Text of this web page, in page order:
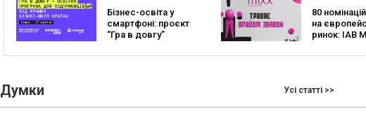
Конструктив
Бізнес-освіта у
смартфоні: проєкт
“Гра в довгу”
учасників і
80
на
ринок: IAB
2026
Думки Усі статті >>